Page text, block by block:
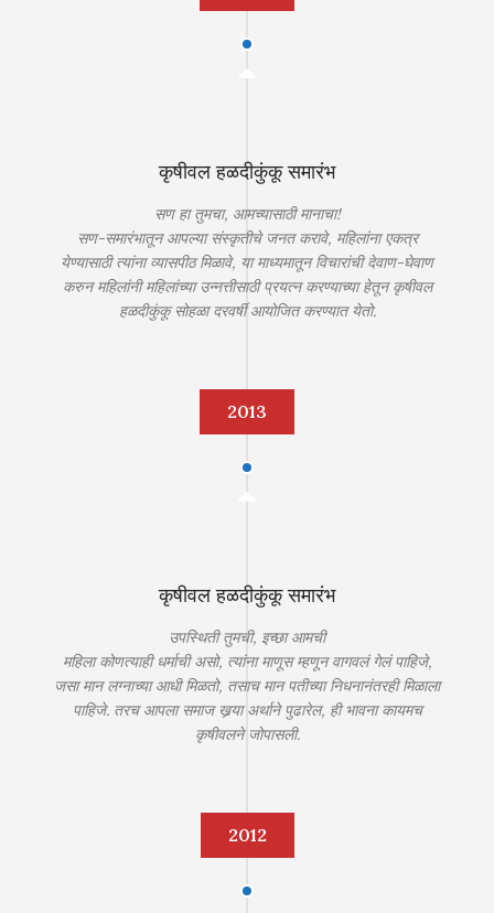
कृषीवल हळदीकुंकू समारंभ
सण हा तुमचा, आमच्यासाठी मानाचा!
सण-समारंभातून आपल्या संस्कृतीचे जनत करावे, महिलांना एकत्र
येण्यासाठी त्यांना व्यासपीठ मिळावे, या माध्यमातून विचारांची देवाण-घेवाण
करुन महिलांनी महिलांच्या उन्नत्तीसाठी प्रयत्न करण्याच्या हेतून कृषीवल
हळदीकुंकू सोहळा दरवर्षी आयोजित करण्यात येतो.
2013
कृषीवल हळदीकुंकू समारंभ
उपस्थिती तुमची, इच्छा आमची
महिला कोणत्याही धर्माची असो, त्यांना माणूस म्हणून वागवलं गेलं पाहिजे,
जसा मान लग्नाच्या आधी मिळतो, तसाच मान पतीच्या निधनानंतरही मिळाला
पाहिजे. तरच आपला समाज खर्‍या अर्थाने पुढारेल, ही भावना कायमच
कृषीवलने जोपासली.
2012